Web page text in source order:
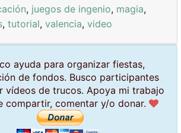
, juegos de ingenio, magia,
, tutorial, valencia, video
ayuda para organizar fiestas,
de fondos. Busco participantes
vídeos de trucos. Apoya mi trabajo
compartir, comentar y/o donar.